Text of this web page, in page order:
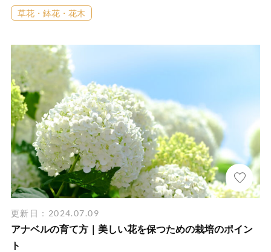
草花・鉢花・花木
更新日：2024.07.09
アナベルの育て方｜美しい花を保つための栽培のポイン
ト